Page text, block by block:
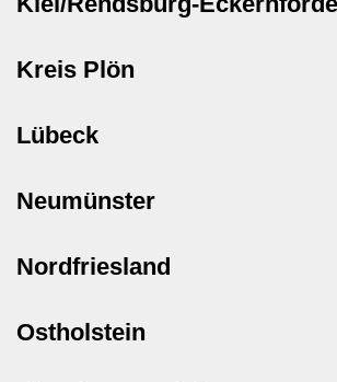
Kreis Plön
Lübeck
Neumünster
Nordfriesland
Ostholstein